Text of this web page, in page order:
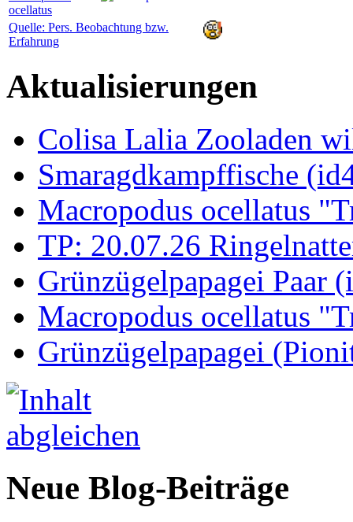
ocellatus
Quelle: Pers. Beobachtung bzw.
Erfahrung
Aktualisierungen
Colisa Lalia Zooladen
Smaragdkampffische
Macropodus ocellatus
TP: 20.07.26
Grünzügelpapagei Paar
Macropodus ocellatus
Grünzügelpapagei
Neue Blog-Beiträge